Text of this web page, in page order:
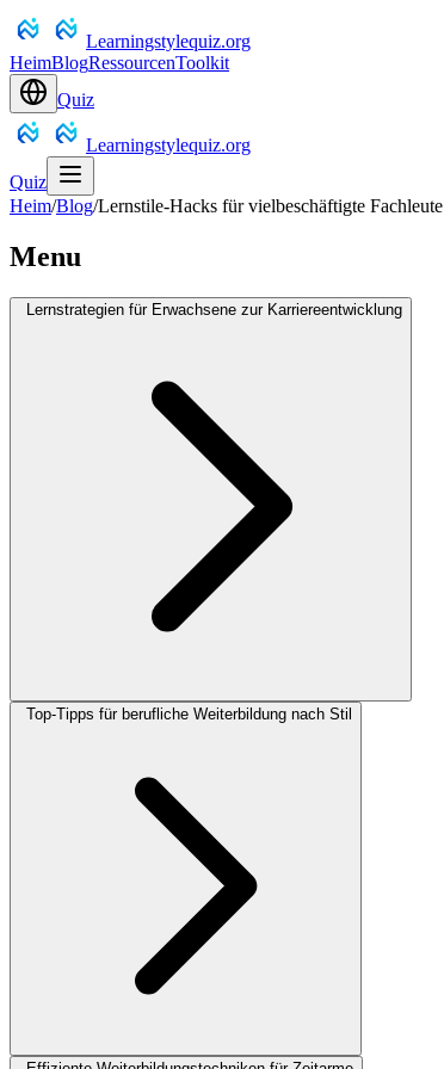
Learningstylequiz.org
HeimBlogRessourcenToolkit
Quiz
Learningstylequiz.org
Quiz
Heim/Blog/Lernstile-Hacks für vielbeschäftigte Fachleute
Menu
Lernstrategien für Erwachsene zur Karriereentwicklung
Top-Tipps für berufliche Weiterbildung nach Stil